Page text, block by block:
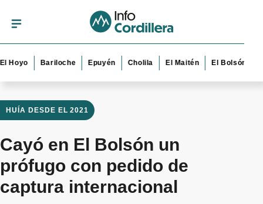
Bariloche Epuyén Cholila El Maitén El Bolsón
HUÍA DESDE EL 2021
Cayó en El Bolsón un
prófugo con pedido de
captura internacional